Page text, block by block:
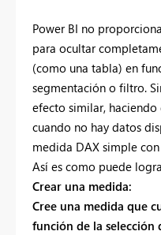
Power BI no
para ocultar
(como una tabla) en
segmentación o filtro.
efecto similar,
cuando no hay datos
medida DAX simple
Así es como puede
Crear una medida:
Cree una medida que
función de la selección